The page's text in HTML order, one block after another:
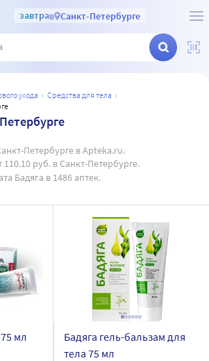
завтрав Санкт-Петербурге
ухода
средства для тела
Петербурге в Apteka.ru.
110.10 руб. в Санкт-Петербурге.
Бадяга в 1486 аптек.
мл
Бадяга гель-бальзам для
тела 75 мл